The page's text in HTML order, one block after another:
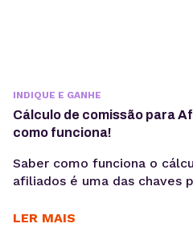
INDIQUE E GANHE
Cálculo de comissão para
como funciona!
Saber como funciona o
afiliados é uma das chaves
você vai aprender a calcular
LER MAIS